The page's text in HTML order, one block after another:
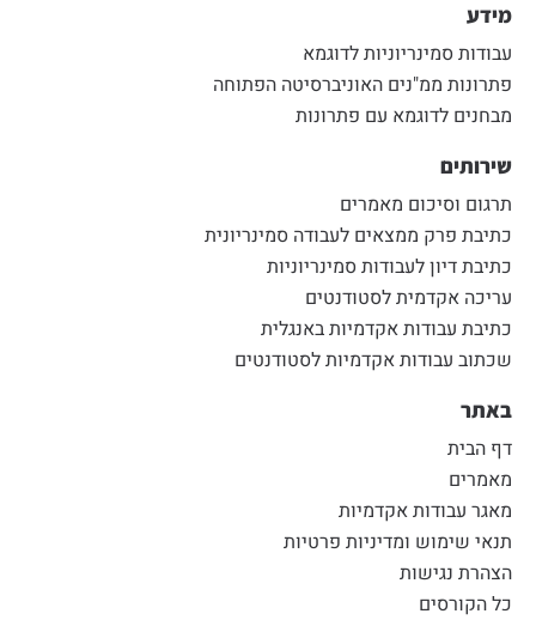
מידע
עבודות סמינריוניות לדוגמא
פתרונות ממ"נים האוניברסיטה הפתוחה
מבחנים לדוגמא עם פתרונות
שירותים
תרגום וסיכום מאמרים
כתיבת פרק ממצאים לעבודה סמינריונית
כתיבת דיון לעבודות סמינריוניות
עריכה אקדמית לסטודנטים
כתיבת עבודות אקדמיות באנגלית
שכתוב עבודות אקדמיות לסטודנטים
באתר
דף הבית
מאמרים
מאגר עבודות אקדמיות
תנאי שימוש ומדיניות פרטיות
הצהרת נגישות
כל הקורסים